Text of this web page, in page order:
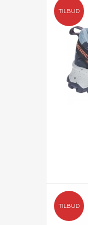
TILBUD
TILBUD